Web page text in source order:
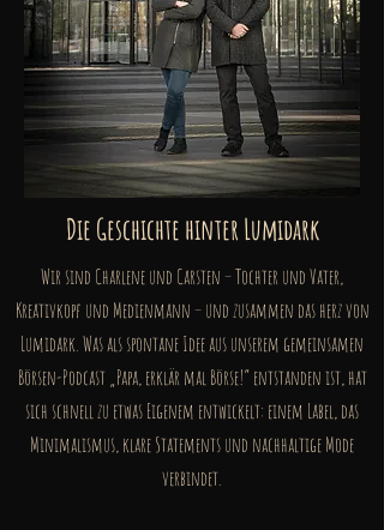
Die Geschichte hinter Lumidark
Wir sind Charlene und Carsten – Tochter und Vater,
Kreativkopf und Medienmann – und zusammen das herz von
Lumidark. Was als spontane Idee aus unserem gemeinsamen
Börsen-Podcast „Papa, erklär mal Börse!“ entstanden ist, hat
sich schnell zu etwas Eigenem entwickelt: einem Label, das
Minimalismus, klare Statements und nachhaltige Mode
verbindet.